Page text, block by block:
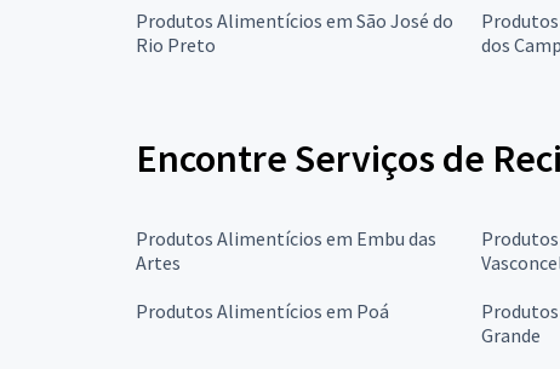
Produtos Alimentícios em São José do
Rio Preto
dos
Encontre Serviços de
Produtos Alimentícios em Embu das
Artes
Produtos Alimentícios em Poá
Grande